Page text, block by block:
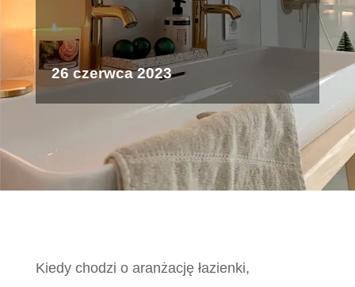
26 czerwca 2023
Kiedy chodzi o aranżację łazienki,